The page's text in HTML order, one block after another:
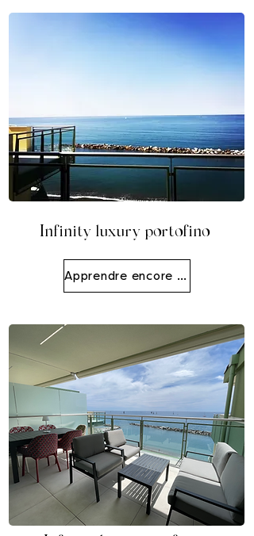
Infinity luxury portofino
Apprendre encore plus